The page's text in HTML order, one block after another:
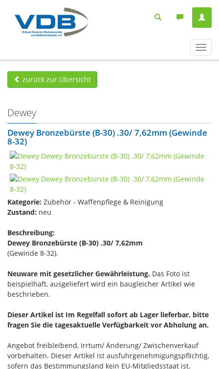
ein-/
zurück zur Übersicht
Dewey
Dewey Bronzebürste (B-30) .30/ 7,62mm (Gewinde
8-32)
Kategorie: Zubehör - Waffenpflege & Reinigung
Zustand: neu
Beschreibung:
Dewey Bronzebürste (B-30) .30/ 7,62mm
(Gewinde 8-32).
Neuware mit gesetzlicher Gewährleistung. Das Foto ist
beispielhaft, ausgeliefert wird ein baugleicher Artikel wie
beschrieben.
Dieser Artikel ist Im Regelfall sofort ab Lager lieferbar, bitte
fragen Sie die tagesaktuelle Verfügbarkeit vor Abholung an.
Angebot freibleibend, Irrtum/ Änderung/ Zwischenverkauf
vorbehalten. Dieser Artikel ist ausfuhrgenehmigungspflichtig,
sofern das Bestimmungsland kein EU-Mitgliedsstaat ist.